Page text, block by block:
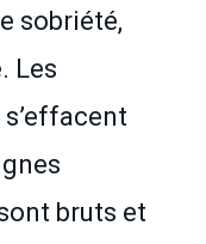
sobriété,
Les
bruts et